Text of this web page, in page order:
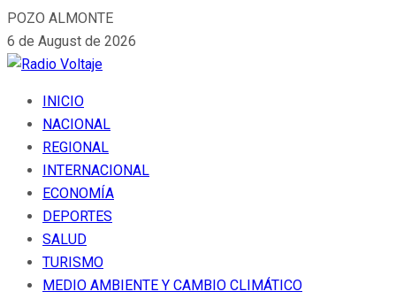
POZO ALMONTE
6 de August de 2026
INICIO
NACIONAL
REGIONAL
INTERNACIONAL
ECONOMÍA
DEPORTES
SALUD
TURISMO
MEDIO AMBIENTE Y CAMBIO CLIMÁTICO